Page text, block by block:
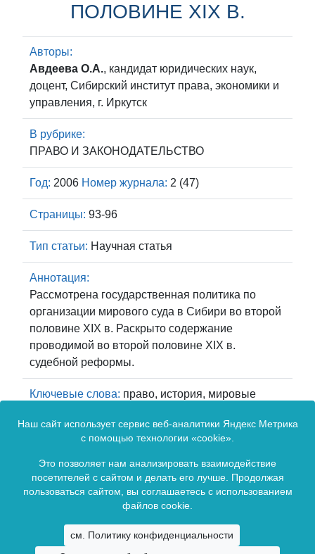
ПОЛОВИНЕ XIX В.
Авторы:
Авдеева О.А., кандидат юридических наук,
доцент, Сибирский институт права, экономики и
управления, г. Иркутск
В рубрике:
ПРАВО И ЗАКОНОДАТЕЛЬСТВО
Год: 2006 Номер журнала: 2 (47)
Страницы: 93-96
Тип статьи: Научная статья
Аннотация:
Рассмотрена государственная политика по
организации мирового суда в Сибири во второй
половине XIX в. Раскрыто содержание
проводимой во второй половине XIX в.
судебной реформы.
Ключевые слова: право, история, мировые
Скачиваний -
1828
География
текст статьи
Наш сайт использует сервис веб-аналитики Яндекс Метрика
с помощью технологии «cookie».
Это позволяет нам анализировать взаимодействие
посетителей с сайтом и делать его лучше. Продолжая
пользоваться сайтом, вы соглашаетесь с использованием
файлов cookie.
см. Политику конфиденциальности
Зарегистрирован Федеральной службой по
надзору в сфере связи, информационных